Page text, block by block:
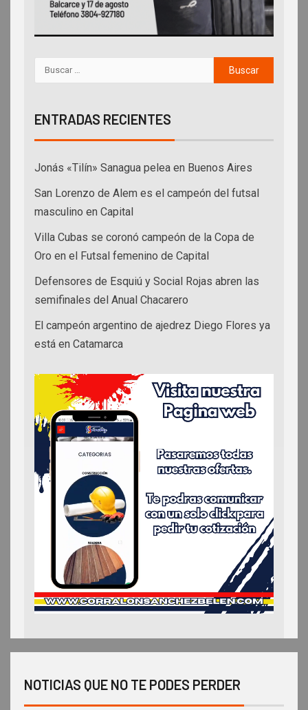
ENTRADAS RECIENTES
Jonás «Tilín» Sanagua pelea en Buenos Aires
San Lorenzo de Alem es el campeón del futsal
masculino en Capital
Villa Cubas se coronó campeón de la Copa de
Oro en el Futsal femenino de Capital
Defensores de Esquiú y Social Rojas abren las
semifinales del Anual Chacarero
El campeón argentino de ajedrez Diego Flores ya
está en Catamarca
NOTICIAS QUE NO TE PODES PERDER